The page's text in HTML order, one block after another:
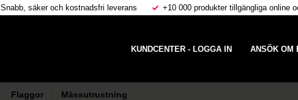
Snabb, säker och kostnadsfri leverans +10 000 produkter tillgängliga online
KUNDCENTER - LOGGA IN ANSÖK OM
Flaggor Mässutrustning